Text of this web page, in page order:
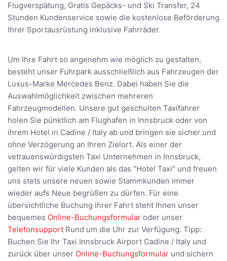
Flugverspätung, Gratis Gepäcks- und Ski Transfer, 24
Stunden Kundenservice sowie die kostenlose Beförderung
Ihrer Sportausrüstung inklusive Fahrräder.
Um Ihre Fahrt so angenehm wie möglich zu gestalten,
besteht unser Fuhrpark ausschließlich aus Fahrzeugen der
Luxus-Marke Mercedes Benz. Dabei haben Sie die
Auswahlmöglichkeit zwischen mehreren
Fahrzeugmodellen. Unsere gut geschulten Taxifahrer
holen Sie pünktlich am Flughafen in Innsbruck oder von
ihrem Hotel in Cadine / Italy ab und bringen sie sicher und
ohne Verzögerung an Ihren Zielort. Als einer der
vetrauenswürdigsten Taxi Unternehmen in Innsbruck,
gelten wir für viele Kunden als das "Hotel Taxi" und freuen
uns stets unsere neuen sowie Stammkunden immer
wieder aufs Neue begrüßen zu dürfen. Für eine
übersichtliche Buchung Ihrer Fahrt steht Ihnen unser
bequemes Online-Buchungsformular oder unser
Telefonsupport Rund um die Uhr zur Verfügung. Tipp:
Buchen Sie Ihr Taxi Innsbruck Airport Cadine / Italy und
zurück über unser Online-Buchungsformular und sichern